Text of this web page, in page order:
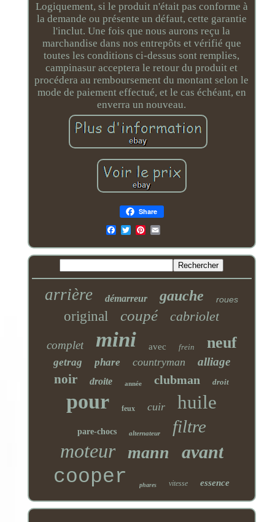
Logiquement, si le produit n'était pas conforme à
la demande ou présente un défaut, cette garantie
l'inclut. Une fois que nous aurons reçu la
marchandise dans nos entrepôts et vérifié que
toutes les conditions ci-dessus sont remplies,
campinasur acceptera le retour du produit et
procédera au remboursement du montant selon le
mode de paiement effectué, et le cas échéant, en
enverra un nouveau.
Share
Email
arrière démarreur gauche roues
original coupé cabriolet
complet mini avec frein neuf
getrag phare countryman alliage
noir droite année clubman droit
pour feux cuir huile
pare-chocs alternateur filtre
moteur mann avant
cooper phares vitesse essence